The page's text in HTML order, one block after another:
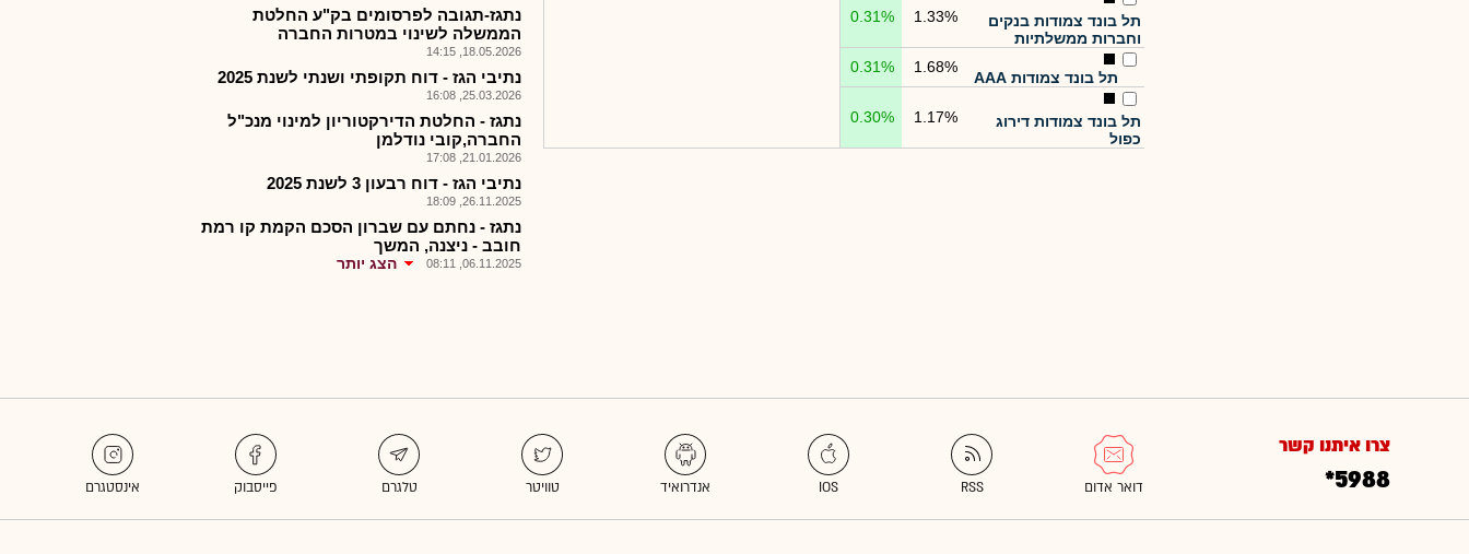
תל בונד צמודות בנקים
וחברות ממשלתיות
1.33%
0.31%
תל בונד צמודות AAA
1.68%
0.31%
תל בונד צמודות דירוג
כפול
1.17%
0.30%
נתגז-תגובה לפרסומים בק"ע החלטת
הממשלה לשינוי במטרות החברה
18.05.2026, 14:15
נתיבי הגז - דוח תקופתי ושנתי לשנת 2025
25.03.2026, 16:08
נתגז - החלטת הדירקטוריון למינוי מנכ"ל
החברה,קובי נודלמן
21.01.2026, 17:08
נתיבי הגז - דוח רבעון 3 לשנת 2025
26.11.2025, 18:09
נתגז - נחתם עם שברון הסכם הקמת קו רמת
חובב - ניצנה, המשך
06.11.2025, 08:11 הצג יותר
צרו איתנו קשר
*5988